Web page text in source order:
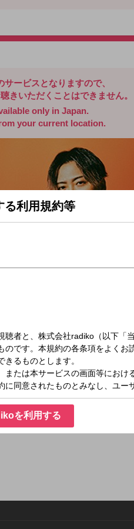
ービスとなりますので、
きいただくことはできません。
only in Japan.
your current location.
とやこんなこと、時にはゲストを迎え
利用規約等
を利用する